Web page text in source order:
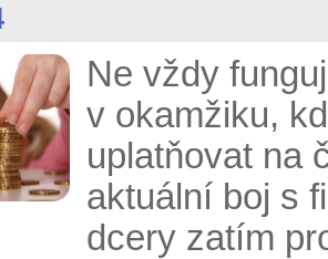
Ne vždy
v okamžiku,
uplatňovat na
aktuální boj s
dcery zatím